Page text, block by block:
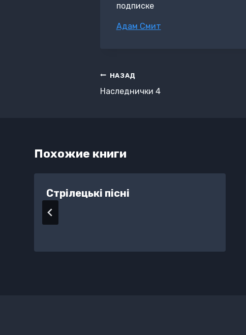
подписке
Метки
Адам Смит
Навигация
по
НАЗАД
Наследнички 4
Похожие книги
Стрілецькі пісні